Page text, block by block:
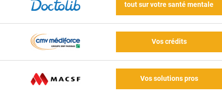
tout sur votre santé mentale
Vos crédits
Vos solutions pros